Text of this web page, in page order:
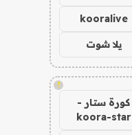
kooralive
يلا شوت
!
كورة ستار -
koora-star